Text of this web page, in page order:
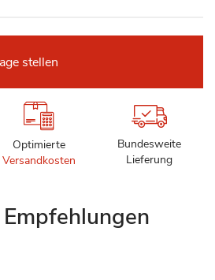
stellen
Optimierte
Versandkosten
Bundesweite
Lieferung